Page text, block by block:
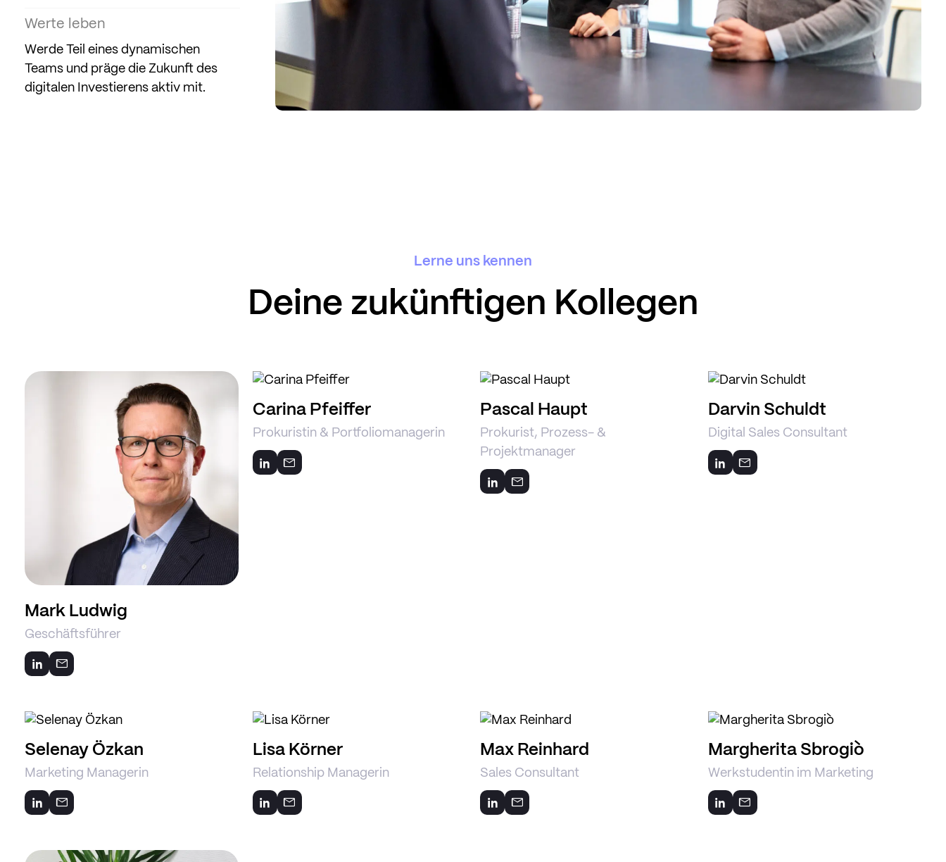
Werte leben
Werde Teil eines dynamischen
Teams und präge die Zukunft des
digitalen Investierens aktiv mit.
Lerne uns kennen
Deine zukünftigen Kollegen
Mark Ludwig
Geschäftsführer
Carina Pfeiffer
Prokuristin & Portfoliomanagerin
Pascal Haupt
Prokurist, Prozess- &
Projektmanager
Darvin Schuldt
Digital Sales Consultant
Selenay Özkan
Marketing Managerin
Lisa Körner
Relationship Managerin
Max Reinhard
Sales Consultant
Margherita Sbrogiò
Werkstudentin im Marketing